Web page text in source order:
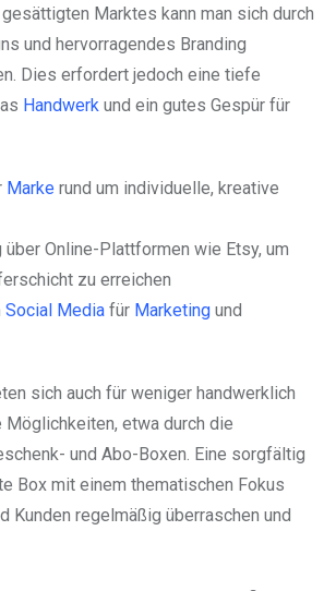
Marktes kann man sich durch
und hervorragendes Branding
Dies erfordert jedoch eine tiefe
Handwerk und ein gutes Gespür für
Marke rund um individuelle, kreative
über Online-Plattformen wie Etsy, um
zu erreichen
Social Media für Marketing und
sich auch für weniger handwerklich
etwa durch die
und Abo-Boxen. Eine sorgfältig
Box mit einem thematischen Fokus
Kunden regelmäßig überraschen und